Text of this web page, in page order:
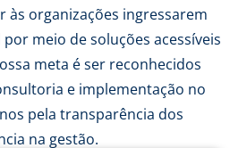
às organizações ingressarem
meio de soluções acessíveis
meta é ser reconhecidos
e implementação no
pela transparência dos
na gestão.